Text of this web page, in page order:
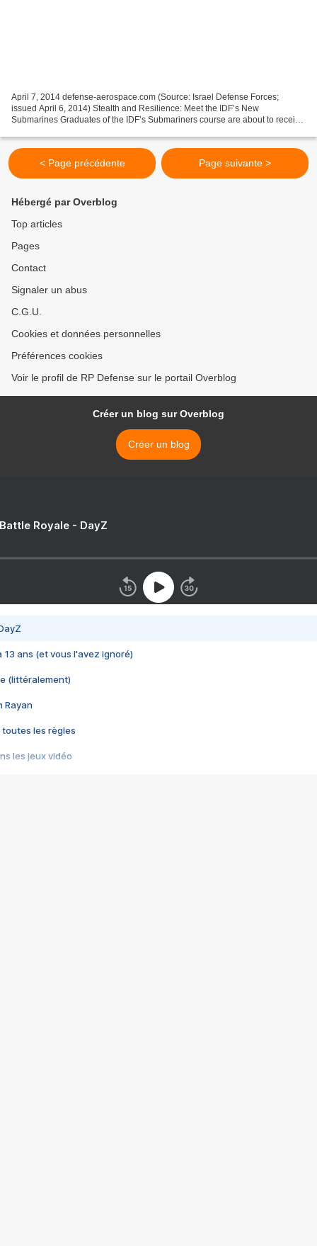
April 7, 2014 defense-aerospace.com (Source: Israel Defense Forces;
issued April 6, 2014) Stealth and Resilience: Meet the IDF’s New
Submarines Graduates of the IDF’s Submariners course are about to receive
< Page précédente Page suivante >
Hébergé par Overblog
Top articles
Pages
Contact
Signaler un abus
C.G.U.
Cookies et données personnelles
Préférences cookies
Voir le profil de RP Defense sur le portail Overblog
Créer un blog sur Overblog
Créer un blog
Royale - DayZ
13 ans (et vous l'avez ignoré)
(littéralement)
Rayan
toutes les règles
les jeux vidéo